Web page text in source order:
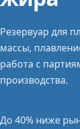
Резервуар для
массы,
работа с
производства.
До 40% ниже